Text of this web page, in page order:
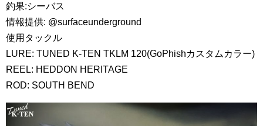
釣果:シーバス
情報提供: @surfaceunderground
使用タックル
LURE: TUNED K-TEN TKLM 120(GoPhishカスタムカラー)
REEL: HEDDON HERITAGE
ROD: SOUTH BEND